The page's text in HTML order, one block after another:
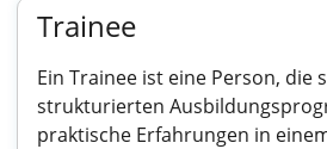
Trainee
Ein Trainee ist eine Person, die
strukturierten
praktische Erfahrungen in